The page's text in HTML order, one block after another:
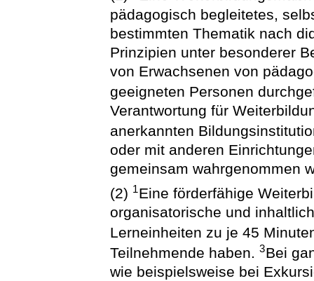
pädagogisch begleitetes,
bestimmten Thematik nach
Prinzipien unter besonderer
von Erwachsenen von
geeigneten Personen
Verantwortung für
anerkannten
oder mit anderen
gemeinsam wahrgenommen
(2) 1Eine förderfähige
organisatorische und
Lerneinheiten zu je 45
Teilnehmende haben.3Bei
wie beispielsweise bei